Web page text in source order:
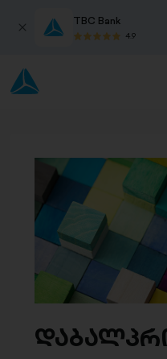
TBC Bank
4.9